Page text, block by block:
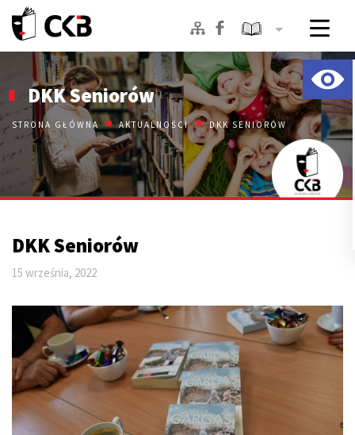
contentDKK Seniorów
STRONA GŁÓWNA AKTUALNOŚCI DKK SENIORÓW
DKK Seniorów
15 września, 2022